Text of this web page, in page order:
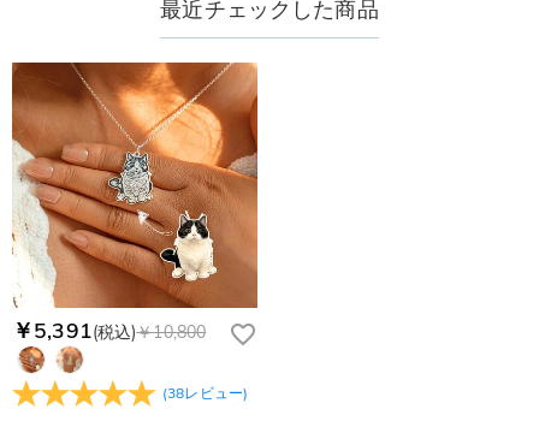
最近チェックした商品
￥5,391(税込)￥10,800
(38レビュー)